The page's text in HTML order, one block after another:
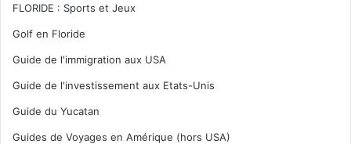
FLORIDE : Sports et Jeux
Golf en Floride
Guide de l'immigration aux USA
Guide de l'investissement aux Etats-Unis
Guide du Yucatan
Guides de Voyages en Amérique (hors USA)